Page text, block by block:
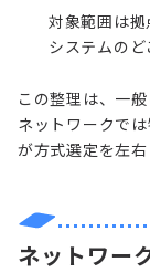
対象範囲は
システムのど
この整理は、一
ネットワークで
が方式選定を左右
ネットワー